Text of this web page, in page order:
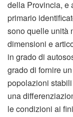
della Provincia, e
primario
sono quelle unità
dimensioni e
in grado di
grado di fornire
popolazioni
una
le condizioni ai